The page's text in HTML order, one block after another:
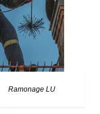
Ramonage LU